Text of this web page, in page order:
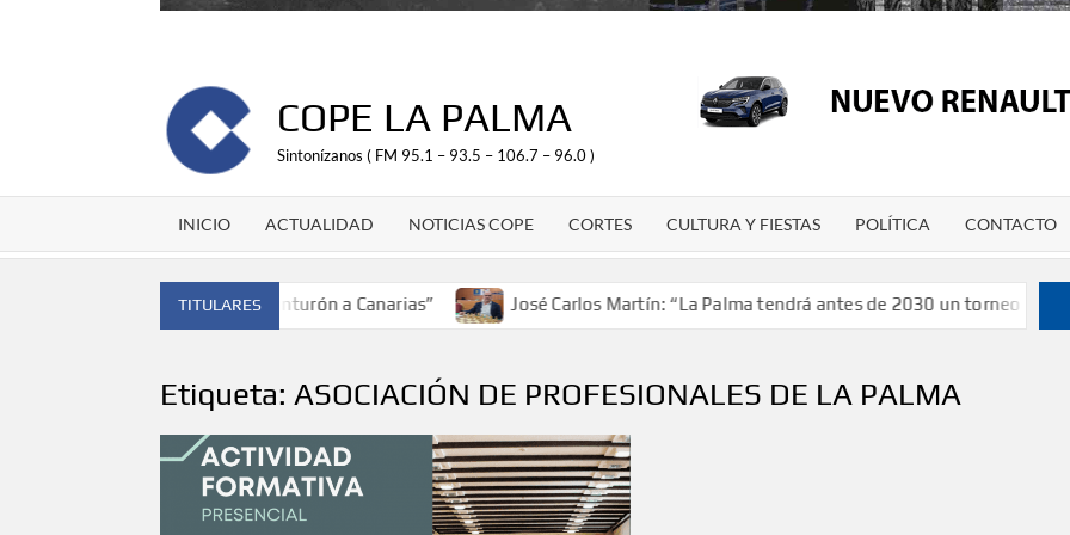
COPE LA PALMA
Sintonízanos ( FM 95.1 – 93.5 – 106.7 – 96.0 )
INICIO ACTUALIDAD NOTICIAS COPE CORTES CULTURA Y FIESTAS POLÍTICA CONTACTO
TITULARES
de España y traer el cinturón a Canarias” José Carlos Martín: “La Palma tendrá antes de 2030 un torneo de ajedrez
Etiqueta:ASOCIACIÓN DE PROFESIONALES DE LA PALMA